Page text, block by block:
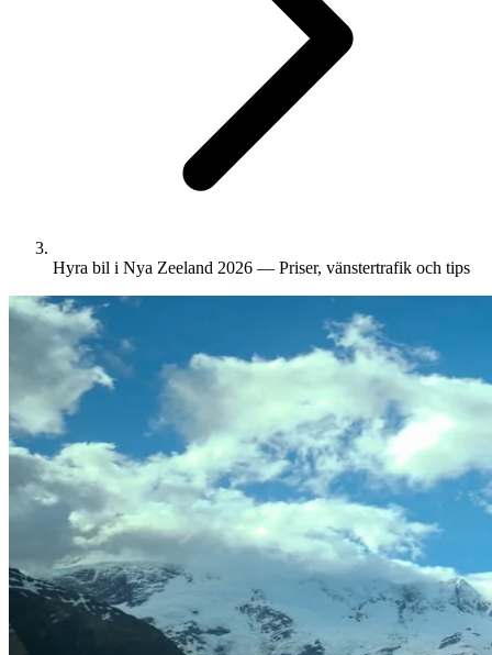
Hyra bil i Nya Zeeland 2026 — Priser, vänstertrafik och tips